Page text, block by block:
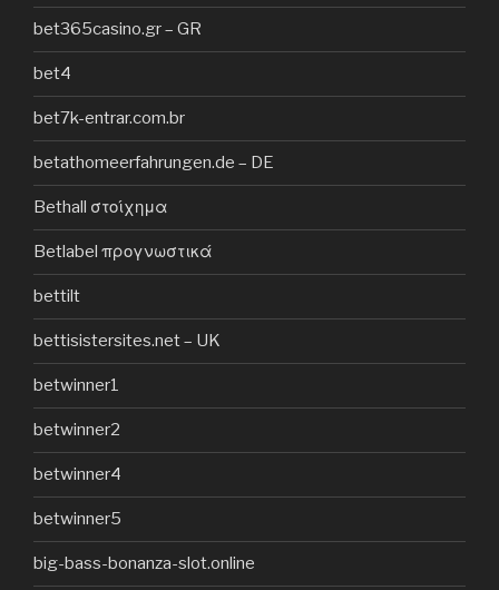
bet365casino.gr – GR
bet4
bet7k-entrar.com.br
betathomeerfahrungen.de – DE
Bethall στοίχημα
Betlabel προγνωστικά
bettilt
bettisistersites.net – UK
betwinner1
betwinner2
betwinner4
betwinner5
big-bass-bonanza-slot.online